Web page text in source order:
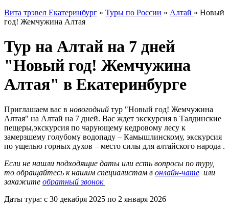
Вита трэвел Екатеринбург » Туры по России » Алтай » Новый
год! Жемчужина Алтая
Тур на Алтай на 7 дней
"Новый год! Жемчужина
Алтая" в Екатеринбурге
Приглашаем вас в новогодний тур "Новый год! Жемчужина
Алтая" на Алтай на 7 дней. Вас ждет экскурсия в Талдинские
пещеры,экскурсия по чарующему кедровому лесу к
замерзшему голубому водопаду – Камышлинскому, экскурсия
по ущелью горных духов – место силы для алтайского народа .
Если не нашли подходящие даты или есть вопросы по туру,
то обращайтесь к нашим специалистам в онлайн-чате или
закажите обратный звонок
Даты тура: с 30 декабря 2025 по 2 января 2026